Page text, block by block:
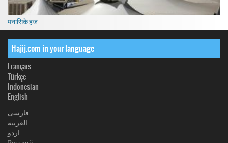
मनासिके हज
Hajij.com in your language
Français
Türkçe
Indonesian
English
فارسی
العربیة
اردو